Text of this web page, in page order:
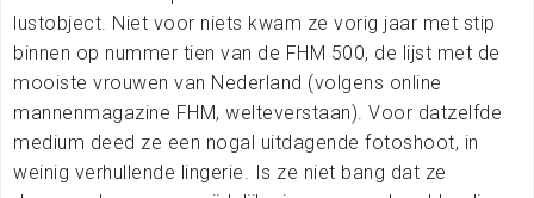
lustobject. Niet voor niets kwam ze vorig jaar met stip
binnen op nummer tien van de FHM 500, de lijst met de
mooiste vrouwen van Nederland (volgens online
mannenmagazine FHM, welteverstaan). Voor datzelfde
medium deed ze een nogal uitdagende fotoshoot, in
weinig verhullende lingerie. Is ze niet bang dat ze